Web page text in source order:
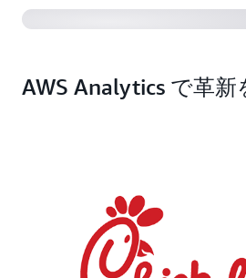
AWS Analytics で革新